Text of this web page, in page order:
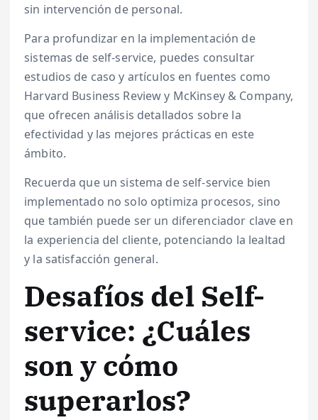
sin intervención de personal.
Para profundizar en la implementación de
sistemas de self-service, puedes consultar
estudios de caso y artículos en fuentes como
Harvard Business Review y McKinsey & Company,
que ofrecen análisis detallados sobre la
efectividad y las mejores prácticas en este
ámbito.
Recuerda que un sistema de self-service bien
implementado no solo optimiza procesos, sino
que también puede ser un diferenciador clave en
la experiencia del cliente, potenciando la lealtad
y la satisfacción general.
Desafíos del Self-
service: ¿Cuáles
son y cómo
superarlos?